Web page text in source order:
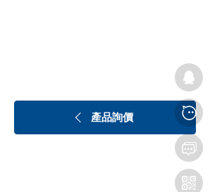
產品詢價